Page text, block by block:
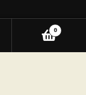
Bestellen en
0